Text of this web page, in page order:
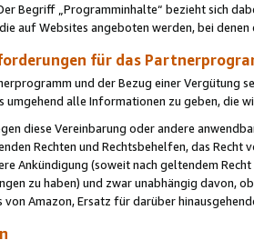
Begriff „Programminhalte“ bezieht sich
auf Websites angeboten werden, bei
für das
und der Bezug einer Vergütung
umgehend alle Informationen zu geben, die
diese Vereinbarung oder andere
Rechten und Rechtsbehelfen, das
Ankündigung (soweit nach geltendem
zu haben) und zwar unabhängig davon,
von Amazon, Ersatz für darüber